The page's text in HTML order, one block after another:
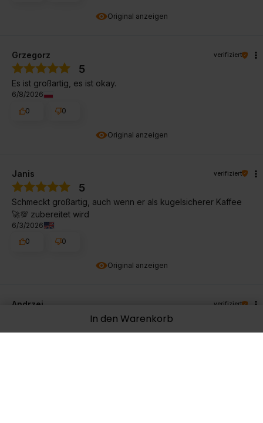
In den Warenkorb
Original anzeigen
Original anzeigen
Grzegorz verifiziert
5
Es ist großartig, es ist okay.
6/8/2026
0
0
Original anzeigen
Janis verifiziert
5
Schmeckt großartig, auch wenn er als kugelsicherer Kaffee
🚀💯 zubereitet wird
6/3/2026
0
0
Andrzej verifiziert
Positiv.